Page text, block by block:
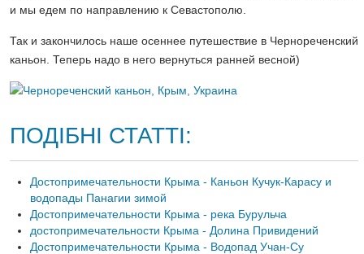
и мы едем по направлению к Севастополю.
Так и закончилось наше осеннее путешествие в Чернореченский
каньон. Теперь надо в него вернуться ранней весной)
ПОДІБНІ СТАТТІ:
Достопримечательности Крыма - Каньон Кучук-Карасу и
водопады Панагии зимой
Достопримечательности Крыма - река Бурульча
достопримечательности Крыма - Долина Привидений
Достопримечательности Крыма - Водопад Учан-Су